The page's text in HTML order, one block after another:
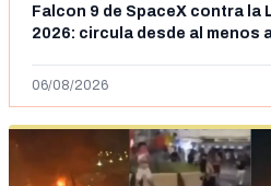
Falcon 9 de SpaceX contra la
2026: circula desde al menos
06/08/2026